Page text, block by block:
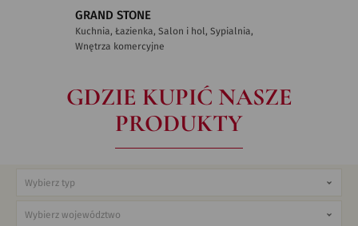
GRAND STONE
Kuchnia, Łazienka, Salon i hol, Sypialnia,
Wnętrza komercyjne
GDZIE KUPIĆ NASZE
PRODUKTY